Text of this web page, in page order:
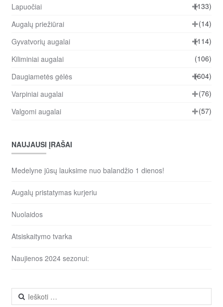
Lapuočiai
(133)
Augalų priežiūrai
(14)
Gyvatvorių augalai
(114)
Kiliminiai augalai
(106)
Daugiametės gėlės
(604)
Varpiniai augalai
(76)
Valgomi augalai
(57)
NAUJAUSI ĮRAŠAI
Medelyne jūsų lauksime nuo balandžio 1 dienos!
Augalų pristatymas kurjeriu
Nuolaidos
Atsiskaitymo tvarka
Naujienos 2024 sezonui:
Ieškoti: